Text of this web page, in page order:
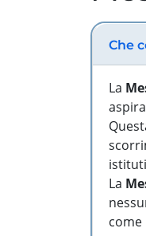
Che
La
La